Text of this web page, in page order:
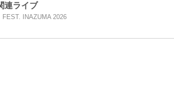
連ライブ
FEST. INAZUMA 2026